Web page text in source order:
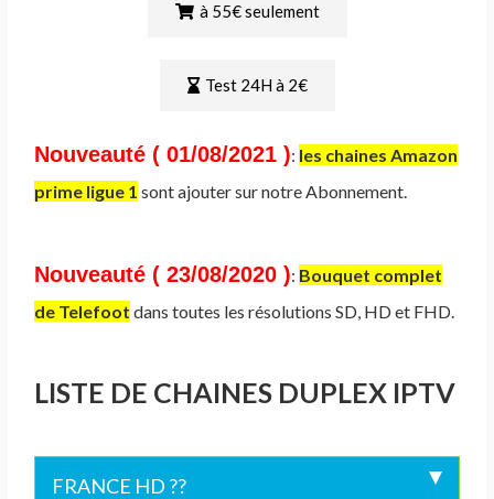
à 55€ seulement
Test 24H à 2€
Nouveauté ( 01/08/2021 ): les chaines Amazon
prime ligue 1 sont ajouter sur notre Abonnement.
Nouveauté ( 23/08/2020 ): Bouquet complet
de Telefoot dans toutes les résolutions SD, HD et FHD.
LISTE DE CHAINES DUPLEX IPTV
FRANCE HD ??